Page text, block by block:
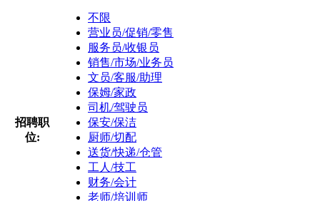
招聘职
位:
不限
营业员/促销/零售
服务员/收银员
销售/市场/业务员
文员/客服/助理
保姆/家政
司机/驾驶员
保安/保洁
厨师/切配
送货/快递/仓管
工人/技工
财务/会计
老师/培训师